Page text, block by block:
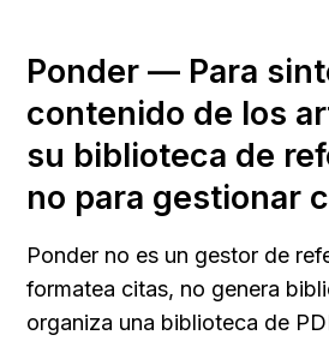
Ponder — Para
contenido de los
su biblioteca de
no para gestionar
Ponder no es un gestor de
formatea citas, no genera
organiza una biblioteca de